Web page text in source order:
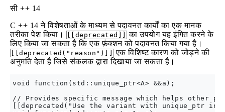
सी ++ 14
C ++ 14 ने विशेषताओं के माध्यम से पदावनत कार्यों का एक मानक
तरीका पेश किया।
[[deprecated]]
का उपयोग यह इंगित करने के
लिए किया जा सकता है कि एक फ़ंक्शन को पदावनत किया गया है।
[[deprecated("reason")]]
एक विशिष्ट कारण को जोड़ने की
अनुमति देता है जिसे संकलक द्वारा दिखाया जा सकता है।
void function(std::unique_ptr<A> &&a);
// Provides specific message which helps other
[[deprecated("Use the variant with unique_ptr